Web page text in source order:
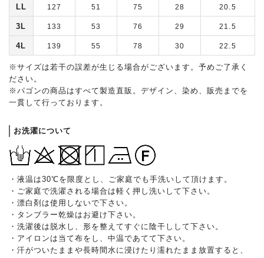
LL 127 51 75 28 20.5
3L 133 53 76 29 21.5
4L 139 55 78 30 22.5
※サイズは若干の誤差が生じる場合がございます。予めご了承く
ださい。
※パゴンの商品はすべて製造直販。デザイン、染め、販売までを
一貫して行っております。
お洗濯について
・液温は30℃を限度とし、ご家庭でも手洗いして頂けます。
・ご家庭で洗濯される場合は軽く押し洗いして下さい。
・漂白剤は使用しないで下さい。
・タンブラー乾燥はお避け下さい。
・洗濯後は脱水し、形を整えてすぐに陰干しして下さい。
・アイロンは当て布をし、中温であてて下さい。
・汗がついたままや長時間水に浸けたり濡れたまま放置すると、